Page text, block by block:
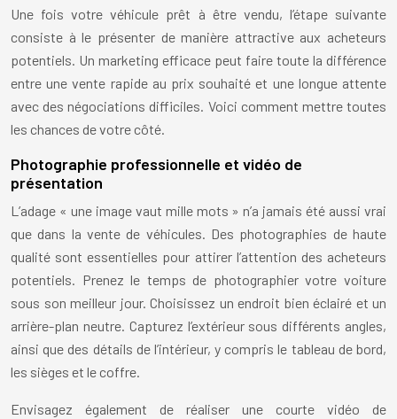
Une fois votre véhicule prêt à être vendu, l’étape suivante
consiste à le présenter de manière attractive aux acheteurs
potentiels. Un marketing efficace peut faire toute la différence
entre une vente rapide au prix souhaité et une longue attente
avec des négociations difficiles. Voici comment mettre toutes
les chances de votre côté.
Photographie professionnelle et vidéo de
présentation
L’adage « une image vaut mille mots » n’a jamais été aussi vrai
que dans la vente de véhicules. Des photographies de haute
qualité sont essentielles pour attirer l’attention des acheteurs
potentiels. Prenez le temps de photographier votre voiture
sous son meilleur jour. Choisissez un endroit bien éclairé et un
arrière-plan neutre. Capturez l’extérieur sous différents angles,
ainsi que des détails de l’intérieur, y compris le tableau de bord,
les sièges et le coffre.
Envisagez également de réaliser une courte vidéo de